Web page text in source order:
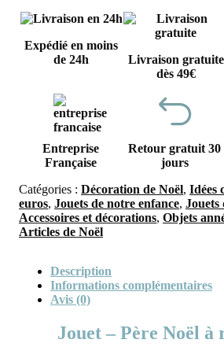
Expédié en moins
de 24h
Livraison gratuite
dès 49€
Entreprise
Française
Retour gratuit 30
jours
Catégories : Décoration de Noël, Idées
euros, Jouets de notre enfance, Jouets
Accessoires et décorations, Objets
Articles de Noël
Description
Informations complémentaires
Avis (0)
Jouet – Père Noël à